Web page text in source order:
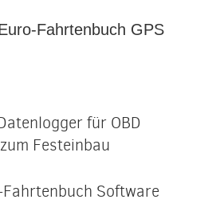
Fahrtenbuch GPS
für OBD
Festeinbau
Software